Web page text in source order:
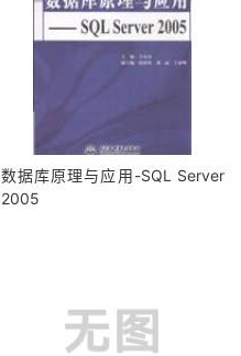
数据库原理与应用-SQL Server
2005